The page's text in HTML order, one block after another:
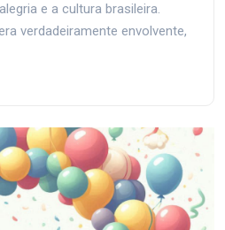
e a cultura brasileira.
verdadeiramente envolvente,